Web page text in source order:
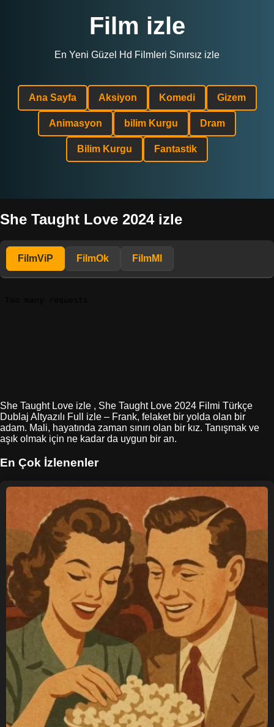
Film izle
En Yeni Güzel Hd Filmleri Sınırsız izle
Ana Sayfa Aksiyon Komedi Gizem
Animasyon bilim Kurgu Dram
Bilim Kurgu Fantastik
She Taught Love 2024 izle
FilmViP FilmOk FilmMl
She Taught Love izle , She Taught Love 2024 Filmi Türkçe
Dublaj Altyazılı Full izle – Frank, felaket bir yolda olan bir
adam. Mali, hayatında zaman sınırı olan bir kız. Tanışmak ve
aşık olmak için ne kadar da uygun bir an.
En Çok İzlenenler